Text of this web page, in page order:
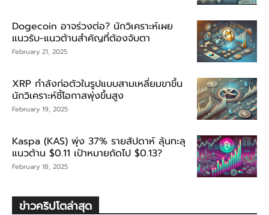
Dogecoin อาจร่วงต่อ? นักวิเคราะห์เผย
แนวรับ-แนวต้านสำคัญที่ต้องจับตา
February 21, 2025
XRP กำลังก่อตัวในรูปแบบสามเหลี่ยมขาขึ้น
นักวิเคราะห์ชี้โอกาสพุ่งขึ้นสูง
February 19, 2025
Kaspa (KAS) พุ่ง 37% รายสัปดาห์ ลุ้นทะลุ
แนวต้าน $0.11 เป้าหมายถัดไป $0.13?
February 18, 2025
ข่าวคริปโตล่าสุด